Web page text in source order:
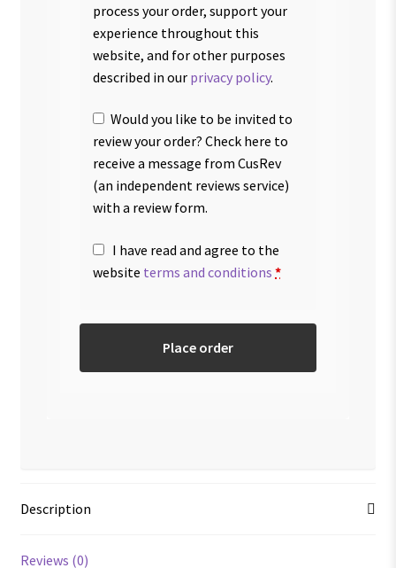
process your order, support your
experience throughout this
website, and for other purposes
described in our privacy policy.
Would you like to be invited to
review your order? Check here to
receive a message from CusRev
(an independent reviews service)
with a review form.
I have read and agree to the
website terms and conditions *
Place order
Description
Reviews (0)